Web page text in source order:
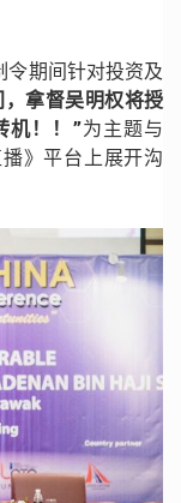
令期间针对投资及
拿督吴明权将授
机！！”为主题与
》平台上展开沟